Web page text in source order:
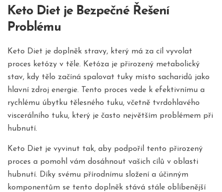
Keto Diet je Bezpečné Řešení
Problému
Keto Diet je doplněk stravy, který má za cíl vyvolat
proces ketózy v těle. Ketóza je přirozený metabolický
stav, kdy tělo začíná spalovat tuky místo sacharidů jako
hlavní zdroj energie. Tento proces vede k efektivnímu a
rychlému úbytku tělesného tuku, včetně tvrdohlavého
viscerálního tuku, který je často největším problémem při
hubnutí.
Keto Diet je vyvinut tak, aby podpořil tento přirozený
proces a pomohl vám dosáhnout vašich cílů v oblasti
hubnutí. Díky svému přírodnímu složení a účinným
komponentům se tento doplněk stává stále oblíbenější